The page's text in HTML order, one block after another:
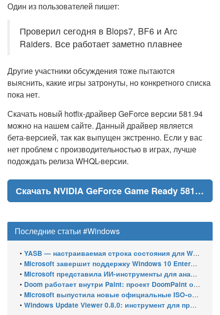
Один из пользователей пишет:
Проверил сегодня в Blops7, BF6 и Arc
Raiders. Все работает заметно плавнее
Другие участники обсуждения тоже пытаются
выяснить, какие игры затронуты, но конкретного списка
пока нет.
Скачать новый hotfix-драйвер GeForce версии 581.94
можно на нашем сайте. Данный драйвер является
бета-версией, так как выпущен экстренно. Если у вас
нет проблем с производительностью в играх, лучше
подождать релиза WHQL-версии.
Скачать NVIDIA GeForce Game Ready 581.94 Hotfix
Последние статьи #Windows
• YASB — настраиваемая строка состояния для Windows с виджетами и поддержкой нескольких мониторов
• Microsoft завершит поддержку Windows 10 Enterprise LTSC 2021 в январе 2027 года. ESU продлят обновления до января 2030 года
• Microsoft представила ИИ-инструменты для анализа производительности Windows: ETW MCP и WPA MCP
• Doom работает внутри Paint: проект DoomPaint от технического директора Microsoft Azure
• Microsoft выпустила новые официальные ISO-образы Windows 11 для инсайдеров
• Windows Update Viewer 0.8.0: инструмент для просмотра истории обновлений Windows 11 и Windows 10 получил улучшения